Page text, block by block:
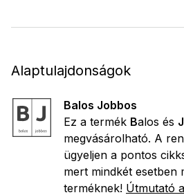
Alaptulajdonságok
Balos Jobbos
Ez a termék Balos és J
megvásárolható. A
ügyeljen a pontos
mert mindkét esetben
terméknek! Útmutató